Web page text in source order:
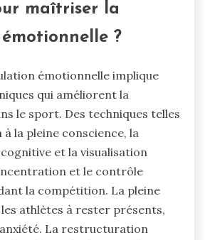
maîtriser la
?
émotionnelle implique
qui améliorent la
le sport. Des techniques telles
la pleine conscience, la
et la visualisation
et le contrôle
la compétition. La pleine
athlètes à rester présents,
La restructuration